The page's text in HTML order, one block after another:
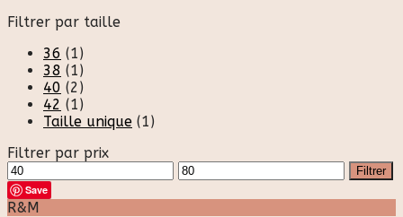
Filtrer par taille
36 (1)
38 (1)
40 (2)
42 (1)
Taille unique (1)
Filtrer par prix
Prix
min
Prix
max
Filtrer
Save
R&M